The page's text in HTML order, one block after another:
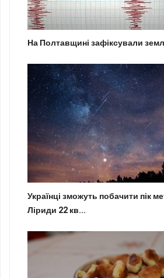
На Полтавщині зафіксували
Українці зможуть побачити пік
Ліриди 22 кв...